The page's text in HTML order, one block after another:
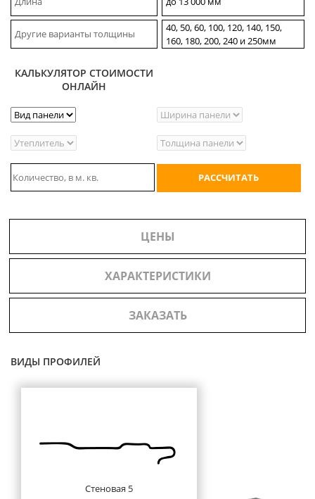
Другие варианты толщины
40, 50, 60, 100, 120, 140, 150,
160, 180, 200, 240 и 250мм
КАЛЬКУЛЯТОР СТОИМОСТИ
ОНЛАЙН
РАССЧИТАТЬ
ЦЕНЫ
ХАРАКТЕРИСТИКИ
ЗАКАЗАТЬ
ВИДЫ ПРОФИЛЕЙ
Стеновая 5